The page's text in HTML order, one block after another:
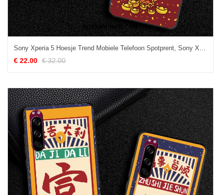
Sony Xperia 5 Hoesje Trend Mobiele Telefoon Spotprent, Sony Xperia 5 Hoesje Anti-fall Rijkdom
€ 22.00 € 32.00